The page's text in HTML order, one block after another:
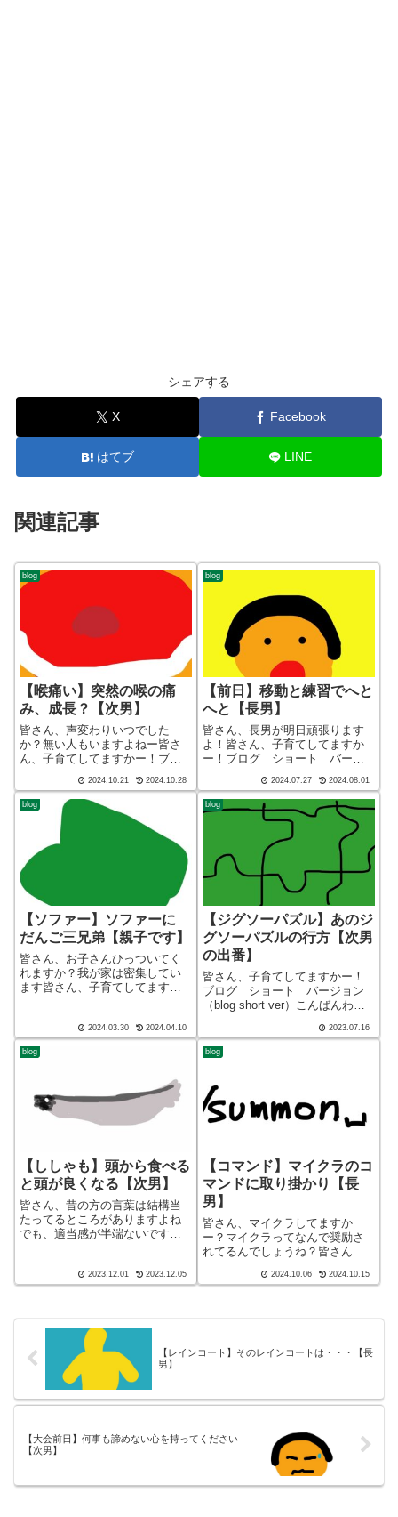
シェアする
X Facebook
はてブ LINE
関連記事
blog
【喉痛い】突然の喉の痛
み、成長？【次男】
皆さん、声変わりいつでした
か？無い人もいますよねー皆さ
ん、子育てしてますかー！ブロ
short ver）こんばんわ、迷答座
布団ブログの運営をしているざ
ぶ(@meitou_zabuton)です。わた
しは40代...
2024.10.21 2024.10.28
blog
【前日】移動と練習でへと
へと【長男】
皆さん、長男が明日頑張ります
よ！皆さん、子育てしてますか
ー！ブログ ショート バージ
わ、迷答座布団ブログの運営を
しているざぶ(@meitou_zabuton)
です。わたしは40代でひとり親
2024.07.27 2024.08.01
blog
【ソファー】ソファーに
だんご三兄弟【親子です】
皆さん、お子さんひっついてく
れますか？我が家は密集してい
ます皆さん、子育てしてますか
わ、迷答座布団ブログの運営を
しているざぶ(@meitou_zabuton)
です。わた...
2024.03.30 2024.04.10
blog
【ジグソーパズル】あのジ
グソーパズルの行方【次男
の出番】
皆さん、子育てしてますかー！
ブログ ショート バージョン
（blog short ver）こんばんわ、
いる ざぶ(@meitou_zabuton)で
す。わたしは40代でひとり親
（シンパパ）になり、手探り状
2023.07.16
blog
【ししゃも】頭から食べる
と頭が良くなる【次男】
皆さん、昔の方の言葉は結構当
たってるところがありますよね
でも、適当感が半端ないです
ョン（blog short ver）こんばん
わ、迷答座布団ブログの運営を
2023.12.01 2023.12.05
blog
【コマンド】マイクラのコ
マンドに取り掛かり【長
男】
皆さん、マイクラしてますか
ー？マイクラってなんで奨励さ
れてるんでしょうね？皆さん、
ショート バージョン（blog
ぶ(@meitou_zabuto...
2024.10.06 2024.10.15
【レインコート】そのレインコートは・・・【長
男】
【大会前日】何事も諦めない心を持ってください
【次男】